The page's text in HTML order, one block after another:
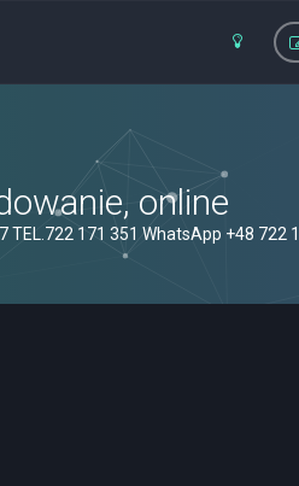
online
171 351 WhatsApp +48 722